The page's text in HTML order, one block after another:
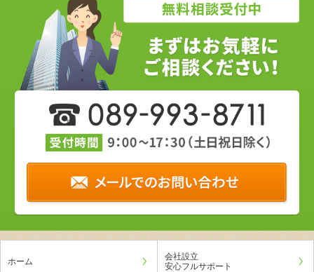
ホーム
会社設立
安心フルサポート